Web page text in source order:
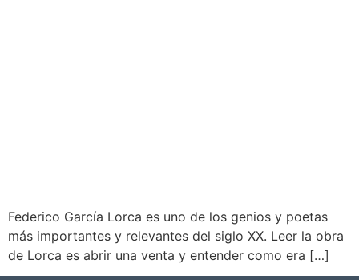
Federico García Lorca es uno de los genios y poetas
más importantes y relevantes del siglo XX. Leer la obra
de Lorca es abrir una venta y entender como era […]